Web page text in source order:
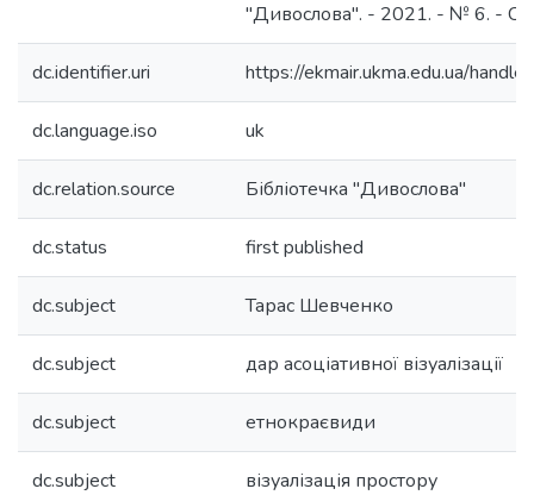
"Дивослова". - 2021. - № 6. - С.
dc.identifier.uri https://ekmair.ukma.edu.ua/
dc.language.iso uk
dc.relation.source Бібліотечка "Дивослова"
dc.status first published
dc.subject Тарас Шевченко
dc.subject дар асоціативної візуалізації
dc.subject етнокраєвиди
dc.subject візуалізація простору